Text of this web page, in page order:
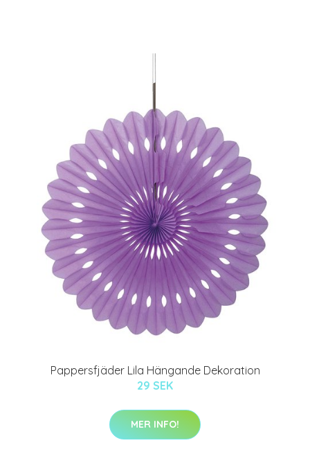
Pappersfjäder Lila Hängande Dekoration
29 SEK
MER INFO!